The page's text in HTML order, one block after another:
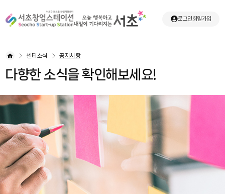
로그인회원가입
센터소식 공지사항
다향한 소식을 확인해보세요!